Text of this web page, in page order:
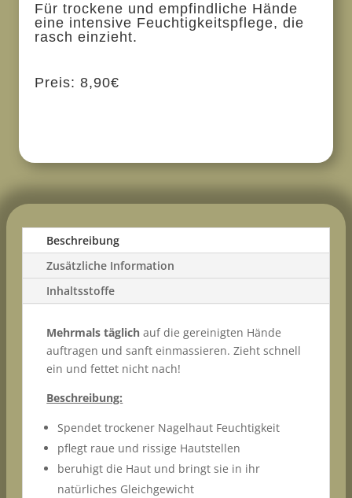
Für trockene und empfindliche Hände
eine intensive Feuchtigkeitspflege, die
rasch einzieht.
Preis: 8,90€
Beschreibung
Zusätzliche Information
Inhaltsstoffe
Mehrmals täglich auf die gereinigten Hände
auftragen und sanft einmassieren. Zieht schnell
ein und fettet nicht nach!
Beschreibung:
Spendet trockener Nagelhaut Feuchtigkeit
pflegt raue und rissige Hautstellen
beruhigt die Haut und bringt sie in ihr
natürliches Gleichgewicht